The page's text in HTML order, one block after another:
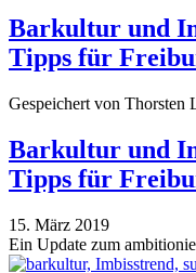
Barkultur und
Tipps für
Gespeichert von Thorsten
Barkultur und
Tipps für
15. März 2019
Ein Update zum